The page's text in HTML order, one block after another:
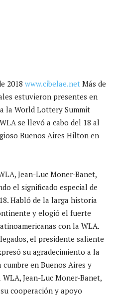
2018 www.cibelae.net Más de
estuvieron presentes en
la World Lottery Summit
se llevó a cabo del 18 al
Buenos Aires Hilton en
Jean-Luc Moner-Banet,
el significado especial de
Habló de la larga historia
y elogió el fuerte
con la WLA.
el presidente saliente
su agradecimiento a la
en Buenos Aires y
Jean-Luc Moner-Banet,
cooperación y apoyo